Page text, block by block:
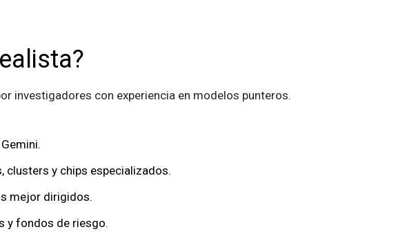
investigadores con experiencia en modelos punteros.
clusters y chips especializados.
mejor dirigidos.
y fondos de riesgo.